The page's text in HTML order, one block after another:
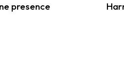
presence